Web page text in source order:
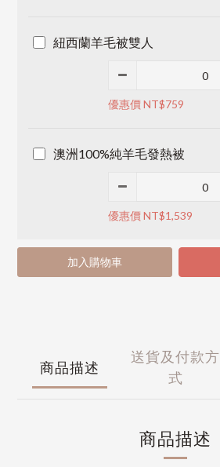
紐西蘭羊毛被雙人
優惠價 NT$759
澳洲100%純羊毛發熱被
優惠價 NT$1,539
加入購物車
商品描述
送貨及付款方
式
商品描述